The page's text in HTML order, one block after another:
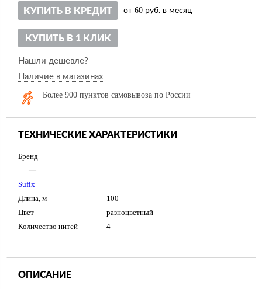
КУПИТЬ В КРЕДИТ от 60 руб. в месяц
КУПИТЬ В 1 КЛИК
Нашли дешевле?
Наличие в магазинах
Более 900 пунктов самовывоза по России
ТЕХНИЧЕСКИЕ ХАРАКТЕРИСТИКИ
Бренд
—
Sufix
Длина, м
—
100
Цвет
—
разноцветный
Количество нитей
— 4
ОПИСАНИЕ